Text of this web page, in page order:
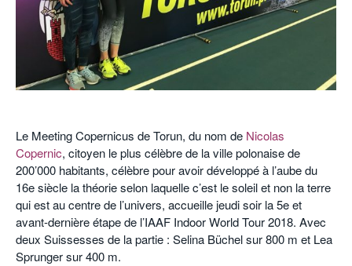
Le Meeting Copernicus de Torun, du nom de Nicolas
Copernic, citoyen le plus célèbre de la ville polonaise de
200’000 habitants, célèbre pour avoir développé à l’aube du
16e siècle la théorie selon laquelle c’est le soleil et non la terre
qui est au centre de l’univers, accueille jeudi soir la 5e et
avant-dernière étape de l’IAAF Indoor World Tour 2018. Avec
deux Suissesses de la partie : Selina Büchel sur 800 m et Lea
Sprunger sur 400 m.